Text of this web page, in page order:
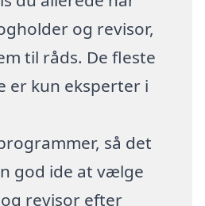
og revisor,
til råds. De fleste
er kun eksperter i
så det
god ide at vælge
revisor efter